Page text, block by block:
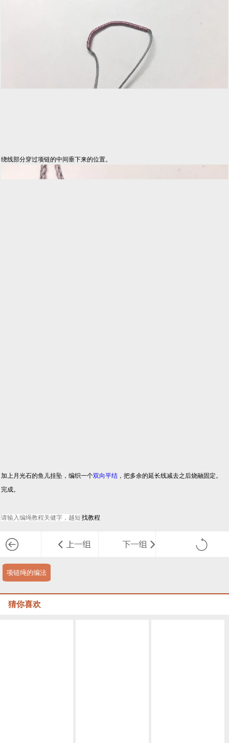
绕线部分穿过项链的中间垂下来的位置。
加上月光石的鱼儿挂坠，编织一个双向平结 ，把多余的延长线减去之后烧融固定。
完成。
项链绳的编法
猜你喜欢